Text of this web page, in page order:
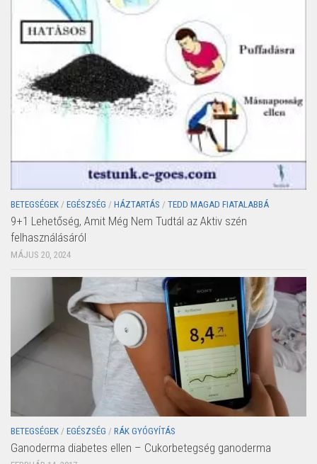
BETEGSÉGEK / EGÉSZSÉG / HÁZTARTÁS / TEDD MAGAD FIATALABBÁ
9+1 Lehetőség, Amit Még Nem Tudtál az Aktiv szén
felhasználásáról
MÁJUS 20, 2024
BETEGSÉGEK / EGÉSZSÉG / RÁK GYÓGYÍTÁS
Ganoderma diabetes ellen – Cukorbetegség ganoderma